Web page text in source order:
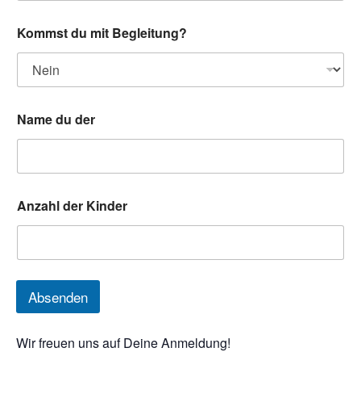
Kommst du mit Begleitung?
Name du der
Anzahl der Kinder
Absenden
Wir freuen uns auf Deine Anmeldung!